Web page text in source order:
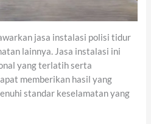
jasa instalasi polisi tidur
lainnya. Jasa instalasi ini
yang terlatih serta
memberikan hasil yang
standar keselamatan yang